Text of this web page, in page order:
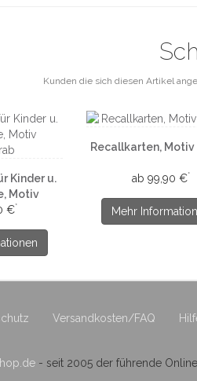
Kunden die sich diesen Artikel
Kinder u.
Motiv
€*
Recallkarten, Motiv
ab 99,90 €*
Mehr
Versandkosten/FAQ
- seit 2005 der führende